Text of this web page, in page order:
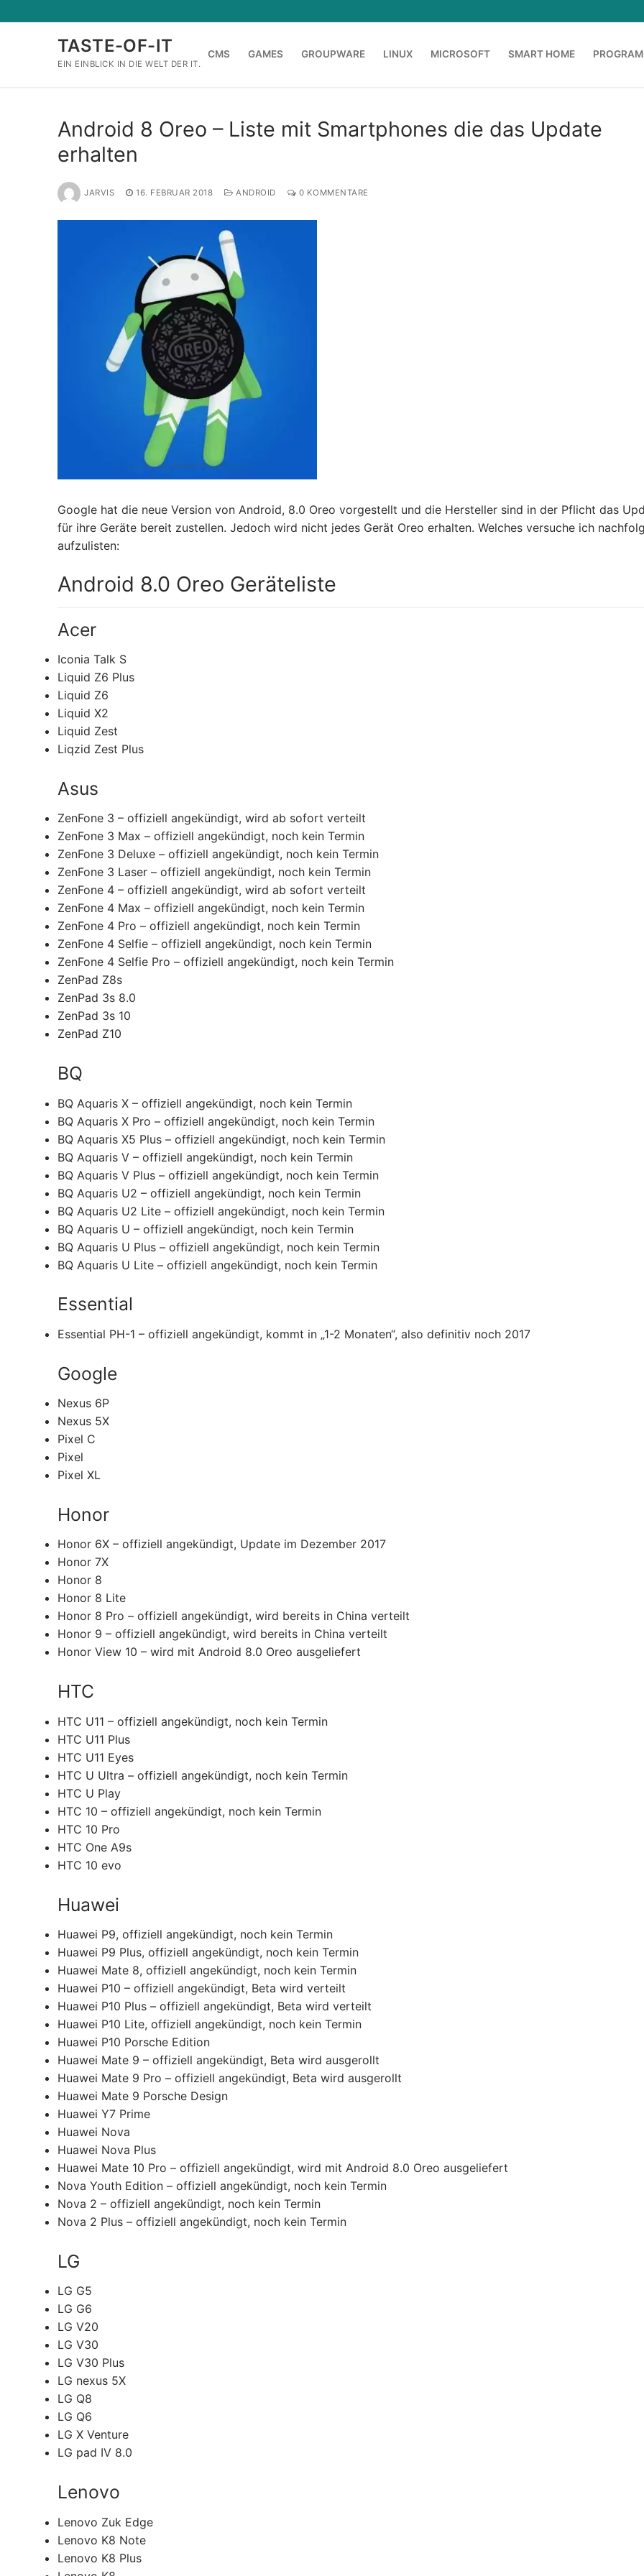
Inhalt
TASTE-OF-IT
EIN EINBLICK IN DIE WELT DER IT.
CMS GAMES GROUPWARE LINUX MICROSOFT SMART HOME
Android 8 Oreo – Liste mit Smartphones die das Update
erhalten
JARVIS 16. FEBRUAR 2018 ANDROID 0 KOMMENTARE
Google hat die neue Version von Android, 8.0 Oreo vorgestellt und die Hersteller sind in der Pflicht das
für ihre Geräte bereit zustellen. Jedoch wird nicht jedes Gerät Oreo erhalten. Welches versuche ich
aufzulisten:
Android 8.0 Oreo Geräteliste
Acer
Iconia Talk S
Liquid Z6 Plus
Liquid Z6
Liquid X2
Liquid Zest
Liqzid Zest Plus
Asus
ZenFone 3 – offiziell angekündigt, wird ab sofort verteilt
ZenFone 3 Max – offiziell angekündigt, noch kein Termin
ZenFone 3 Deluxe – offiziell angekündigt, noch kein Termin
ZenFone 3 Laser – offiziell angekündigt, noch kein Termin
ZenFone 4 – offiziell angekündigt, wird ab sofort verteilt
ZenFone 4 Max – offiziell angekündigt, noch kein Termin
ZenFone 4 Pro – offiziell angekündigt, noch kein Termin
ZenFone 4 Selfie – offiziell angekündigt, noch kein Termin
ZenFone 4 Selfie Pro – offiziell angekündigt, noch kein Termin
ZenPad Z8s
ZenPad 3s 8.0
ZenPad 3s 10
ZenPad Z10
BQ
BQ Aquaris X – offiziell angekündigt, noch kein Termin
BQ Aquaris X Pro – offiziell angekündigt, noch kein Termin
BQ Aquaris X5 Plus – offiziell angekündigt, noch kein Termin
BQ Aquaris V – offiziell angekündigt, noch kein Termin
BQ Aquaris V Plus – offiziell angekündigt, noch kein Termin
BQ Aquaris U2 – offiziell angekündigt, noch kein Termin
BQ Aquaris U2 Lite – offiziell angekündigt, noch kein Termin
BQ Aquaris U – offiziell angekündigt, noch kein Termin
BQ Aquaris U Plus – offiziell angekündigt, noch kein Termin
BQ Aquaris U Lite – offiziell angekündigt, noch kein Termin
Essential
Essential PH-1 – offiziell angekündigt, kommt in „1-2 Monaten“, also definitiv noch 2017
Google
Nexus 6P
Nexus 5X
Pixel C
Pixel
Pixel XL
Honor
Honor 6X – offiziell angekündigt, Update im Dezember 2017
Honor 7X
Honor 8
Honor 8 Lite
Honor 8 Pro – offiziell angekündigt, wird bereits in China verteilt
Honor 9 – offiziell angekündigt, wird bereits in China verteilt
Honor View 10 – wird mit Android 8.0 Oreo ausgeliefert
HTC
HTC U11 – offiziell angekündigt, noch kein Termin
HTC U11 Plus
HTC U11 Eyes
HTC U Ultra – offiziell angekündigt, noch kein Termin
HTC U Play
HTC 10 – offiziell angekündigt, noch kein Termin
HTC 10 Pro
HTC One A9s
HTC 10 evo
Huawei
Huawei P9, offiziell angekündigt, noch kein Termin
Huawei P9 Plus, offiziell angekündigt, noch kein Termin
Huawei Mate 8, offiziell angekündigt, noch kein Termin
Huawei P10 – offiziell angekündigt, Beta wird verteilt
Huawei P10 Plus – offiziell angekündigt, Beta wird verteilt
Huawei P10 Lite, offiziell angekündigt, noch kein Termin
Huawei P10 Porsche Edition
Huawei Mate 9 – offiziell angekündigt, Beta wird ausgerollt
Huawei Mate 9 Pro – offiziell angekündigt, Beta wird ausgerollt
Huawei Mate 9 Porsche Design
Huawei Y7 Prime
Huawei Nova
Huawei Nova Plus
Huawei Mate 10 Pro – offiziell angekündigt, wird mit Android 8.0 Oreo ausgeliefert
Nova Youth Edition – offiziell angekündigt, noch kein Termin
Nova 2 – offiziell angekündigt, noch kein Termin
Nova 2 Plus – offiziell angekündigt, noch kein Termin
LG
LG G5
LG G6
LG V20
LG V30
LG V30 Plus
LG nexus 5X
LG Q8
LG Q6
LG X Venture
LG pad IV 8.0
Lenovo
Lenovo Zuk Edge
Lenovo K8 Note
Lenovo K8 Plus